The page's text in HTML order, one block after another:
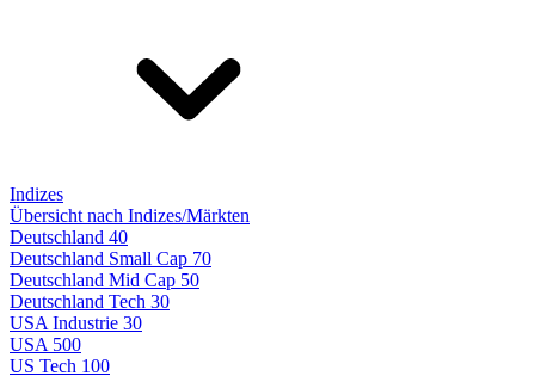
Indizes
Übersicht nach Indizes/Märkten
Deutschland 40
Deutschland Small Cap 70
Deutschland Mid Cap 50
Deutschland Tech 30
USA Industrie 30
USA 500
US Tech 100